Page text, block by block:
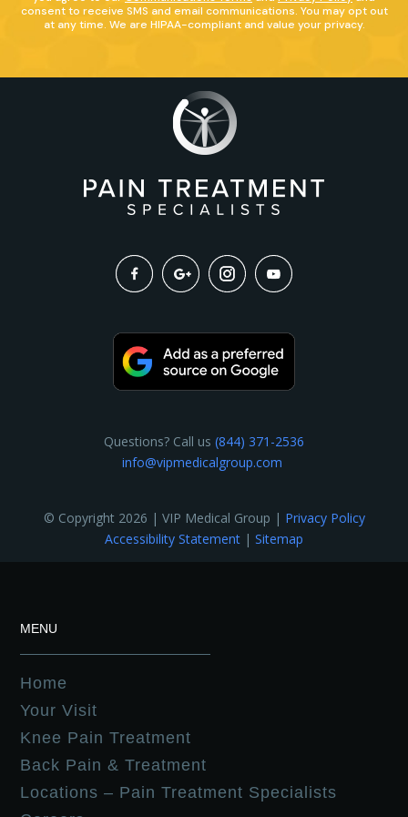
consent to receive SMS and email communications. You may opt out
at any time. We are HIPAA-compliant and value your privacy.
Questions? Call us (844) 371-2536
info@vipmedicalgroup.com
© Copyright 2026 | VIP Medical Group | Privacy Policy
Accessibility Statement | Sitemap
MENU
Home
Your Visit
Knee Pain Treatment
Back Pain & Treatment
Locations – Pain Treatment Specialists